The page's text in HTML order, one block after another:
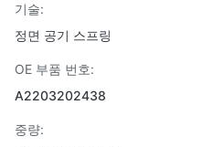
기술:
정면 공기 스프링
OE 부품 번호:
A2203202438
중량: